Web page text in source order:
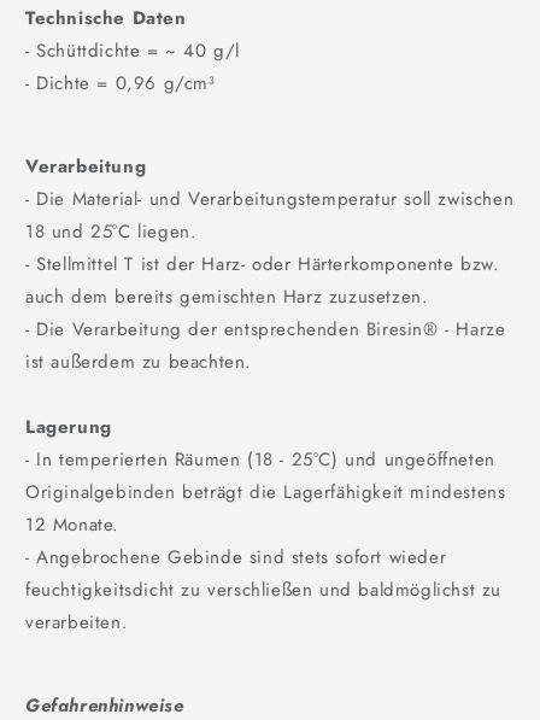
Technische Daten
- Schüttdichte = ~ 40 g/l
- Dichte = 0,96 g/cm³
Verarbeitung
- Die Material- und Verarbeitungstemperatur soll zwischen
18 und 25°C liegen.
- Stellmittel T ist der Harz- oder Härterkomponente bzw.
auch dem bereits gemischten Harz zuzusetzen.
- Die Verarbeitung der entsprechenden Biresin® - Harze
ist außerdem zu beachten.
Lagerung
- In temperierten Räumen (18 - 25°C) und ungeöffneten
Originalgebinden beträgt die Lagerfähigkeit mindestens
12 Monate.
- Angebrochene Gebinde sind stets sofort wieder
feuchtigkeitsdicht zu verschließen und baldmöglichst zu
verarbeiten.
Gefahrenhinweise